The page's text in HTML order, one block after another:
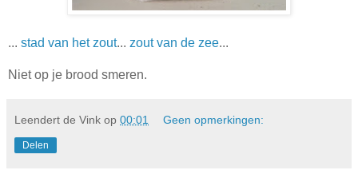
... stad van het zout... zout van de zee...
Niet op je brood smeren.
Leendert de Vink op 00:01 Geen opmerkingen:
Delen